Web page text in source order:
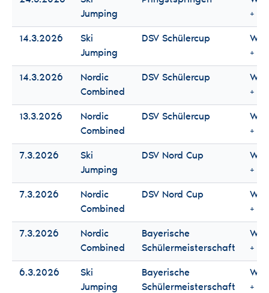
Jumping
+
14.3.2026
Ski
Jumping
DSV Schülercup
+
14.3.2026
Nordic
Combined
DSV Schülercup
+
13.3.2026
Nordic
Combined
DSV Schülercup
+
7.3.2026
Ski
Jumping
DSV Nord Cup
+
7.3.2026
Nordic
Combined
DSV Nord Cup
+
7.3.2026
Nordic
Combined
Bayerische
Schülermeisterschaft
+
6.3.2026
Ski
Jumping
Bayerische
Schülermeisterschaft
+